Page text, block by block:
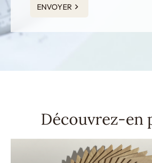
ENVOYER
Découvrez-en